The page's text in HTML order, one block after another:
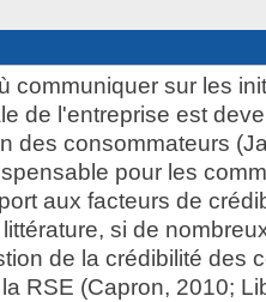
communiquer sur les
de l'entreprise est
des consommateurs
pour les
aux facteurs de
si de
de la crédibilité des
RSE (Capron, 2010;